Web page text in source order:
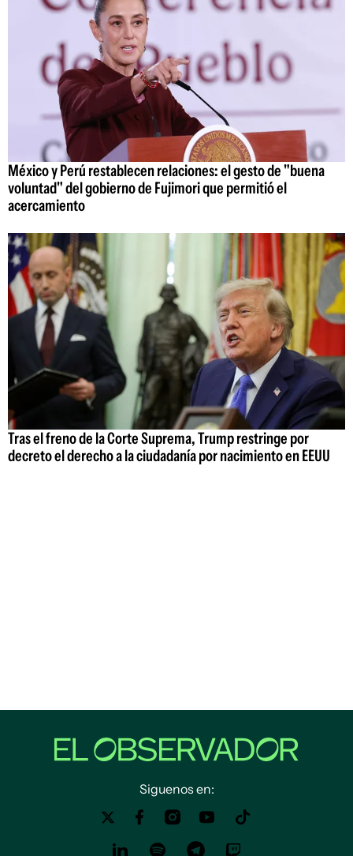
México y Perú restablecen relaciones: el gesto de "buena
voluntad" del gobierno de Fujimori que permitió el
acercamiento
Tras el freno de la Corte Suprema, Trump restringe por
decreto el derecho a la ciudadanía por nacimiento en EEUU
Siguenos en: